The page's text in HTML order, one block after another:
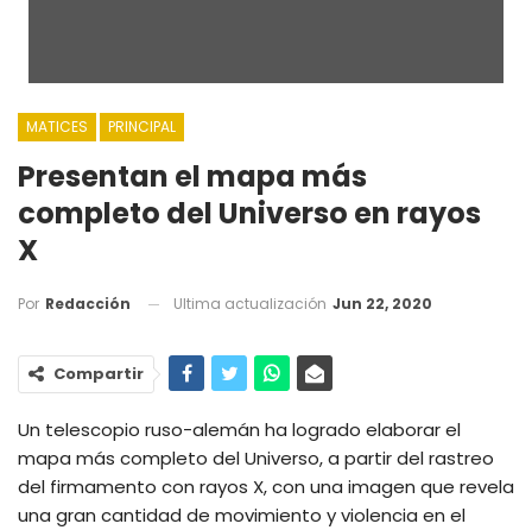
MATICES PRINCIPAL
Presentan el mapa más
completo del Universo en rayos
X
Por Redacción Ultima actualización Jun 22, 2020
Compartir
Un telescopio ruso-alemán ha logrado elaborar el
mapa más completo del Universo, a partir del rastreo
del firmamento con rayos X, con una imagen que revela
una gran cantidad de movimiento y violencia en el